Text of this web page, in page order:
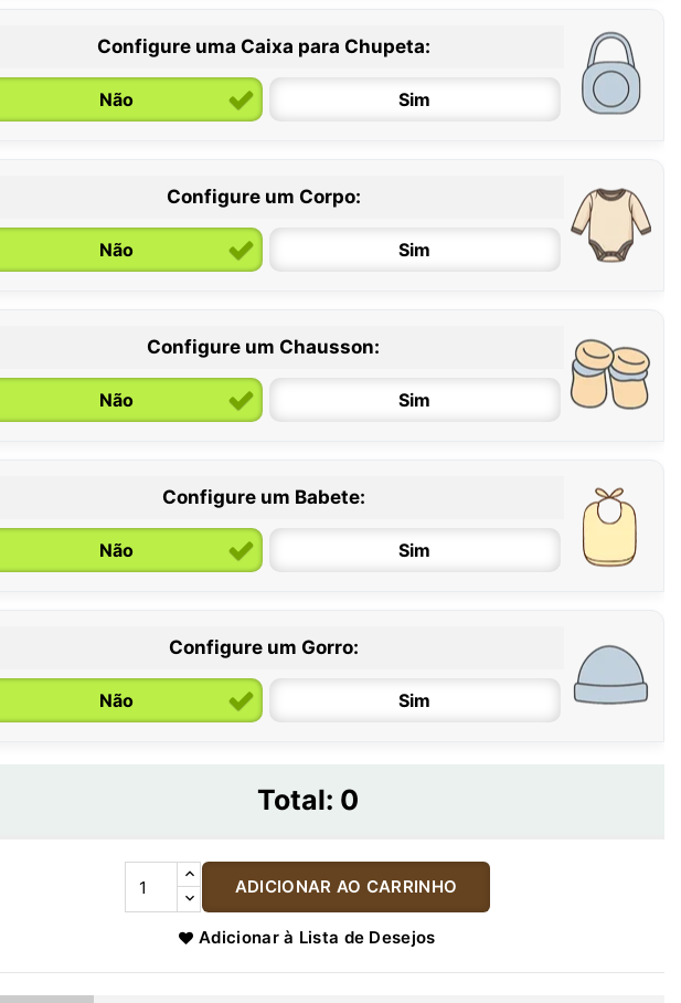
Configure uma Caixa para Chupeta:
Não Sim
Configure um Corpo:
Não Sim
6 / 12 meses 12 / 18 meses
Configure um Chausson:
Não Sim
Configure um Babete:
Não Sim
Configure um Gorro:
Não Sim
Total: 0
ADICIONAR AO CARRINHO
Adicionar à Lista de Desejos